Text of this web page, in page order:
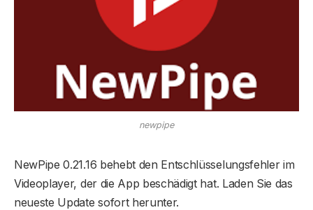
newpipe
NewPipe 0.21.16 behebt den Entschlüsselungsfehler im
Videoplayer, der die App beschädigt hat. Laden Sie das
neueste Update sofort herunter.